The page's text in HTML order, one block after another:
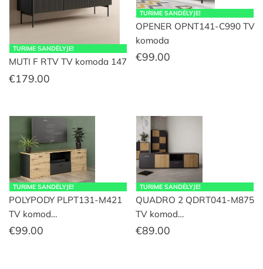
TURIME SANDĖLYJE!
MUTI F RTV TV komoda 147
€179.00
TURIME SANDĖLYJE!
OPENER OPNT141-C990 TV
komoda
€99.00
TURIME SANDĖLYJE!
POLYPODY PLPT131-M421
TV komod…
€99.00
TURIME SANDĖLYJE!
QUADRO 2 QDRT041-M875
TV komod…
€89.00